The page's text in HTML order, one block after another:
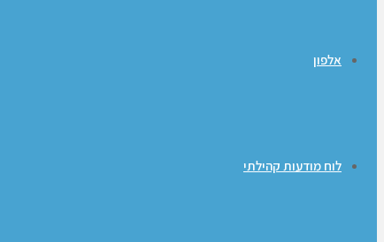
אלפון
לוח מודעות קהילתי